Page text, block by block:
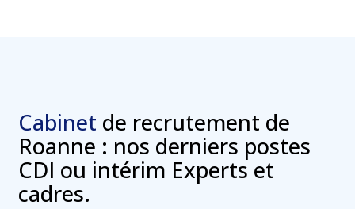
Cabinet de recrutement de
Roanne : nos derniers postes
CDI ou intérim Experts et
cadres.